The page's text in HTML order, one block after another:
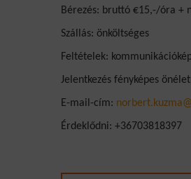
Bérezés: bruttó €15,-/óra +
Szállás: önköltséges
Feltételek:
Jelentkezés fényképes
E-mail-cím:
Érdeklődni: +36703818397